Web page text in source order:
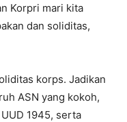
Korpri mari kita
dan soliditas,
korps. Jadikan
ASN yang kokoh,
1945, serta